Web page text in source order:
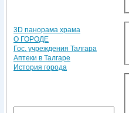
3D панорама храма
О ГОРОДЕ
Гос. учреждения Талгара
Аптеки в Талгаре
История города